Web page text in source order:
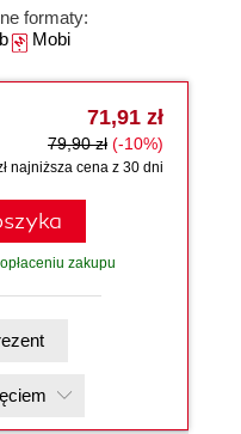
formaty:
Mobi
71,91 zł
79,90 zł (-10%)
najniższa cena z 30 dni
zakupu
na prezent